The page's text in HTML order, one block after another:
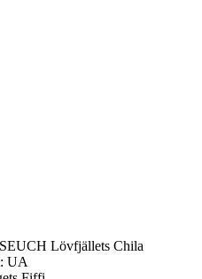
Lövfjällets Chila
UA